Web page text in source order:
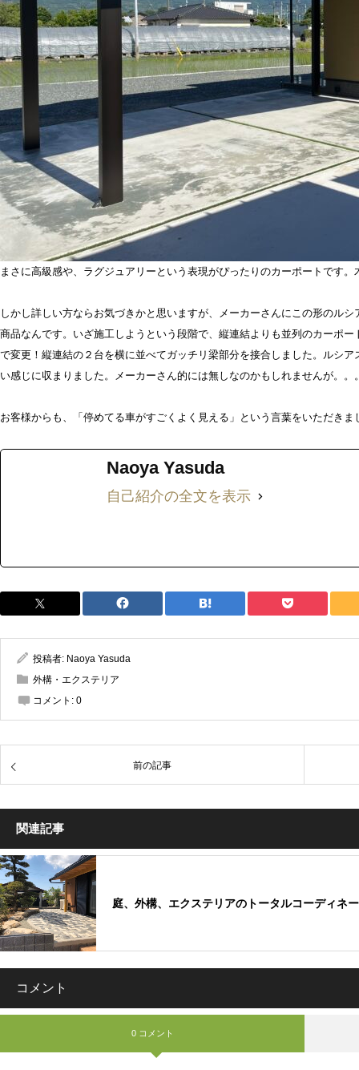
まさに高級感や、ラグジュアリーという表現がぴったりのカーポートです
しかし詳しい方ならお気づきかと思いますが、メーカーさんにこの形のル
商品なんです。いざ施工しようという段階で、縦連結よりも並列のカーポ
で変更！縦連結の２台を横に並べてガッチリ梁部分を接合しました。ルシ
い感じに収まりました。メーカーさん的には無しなのかもしれませんが。。
お客様からも、「停めてる車がすごくよく見える」という言葉をいただき
Naoya Yasuda
自己紹介の全文を表示
投稿者: Naoya Yasuda
外構・エクステリア
コメント: 0
前の記事
関連記事
庭、外構、エクステリアのトータルコーディネ
コメント
0 コメント